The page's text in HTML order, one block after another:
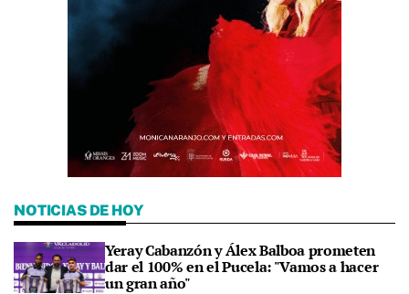
NOTICIAS DE HOY
Yeray Cabanzón y Álex Balboa prometen
dar el 100% en el Pucela: "Vamos a hacer
un gran año"